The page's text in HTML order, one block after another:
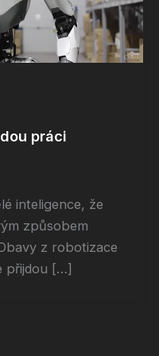
práci
inteligence, že
způsobem
z robotizace
přijdou […]